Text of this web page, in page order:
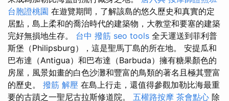
台胞證桃園 在遊覽期間，了解該島的悠久歷史和真實的定
居點，島上柔和的喬治時代的建築物，大教堂和要塞的建築
完好無損地生存。 台中 撥筋 seo tools 全天運送到菲利普
斯堡（Philipsburg），這是聖馬丁島的所在地。 安提瓜和
巴布達（Antigua）和巴布達（Barbuda）擁有糖果顏色的
房屋，風景如畫的白色沙灘和豐富的鳥類的著名且極其豐富
的歷史。 撥筋 解壓 在島上行走，還值得參觀加勒比海最重
要的古蹟之一聖尼古拉斯修道院。 五權路按摩 茶會點心 除